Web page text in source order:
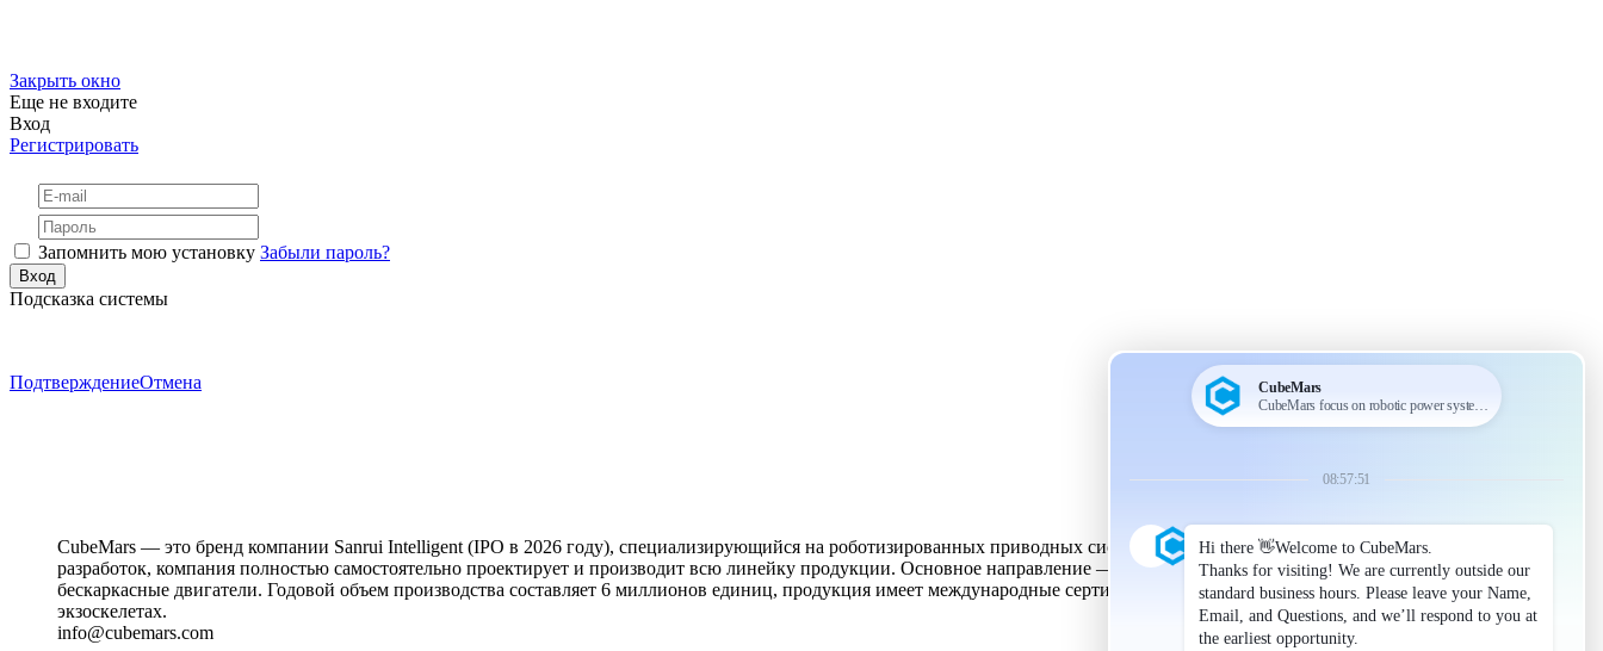
Закрыть окно
Еще не входите
Вход
Регистрировать
Запомнить мою установку Забыли пароль?
Подсказка системы
ПодтверждениеОтмена
CubeMars — это бренд компании Sanrui Intelligent (IPO в 2026 году), специализирующийся на роботизированных приводных системах. Обладая 17-летним опытом исследований и
разработок, компания полностью самостоятельно проектирует и производит всю линейку продукции. Основное направление — компактные высокомоментные планетарные модули и
бескаркасные двигатели. Годовой объем производства составляет 6 миллионов единиц, продукция имеет международные сертификаты и широко применяется в гуманоидных роботах и
экзоскелетах.
info@cubemars.com